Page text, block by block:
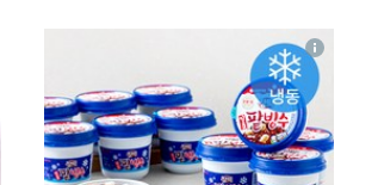
상
세